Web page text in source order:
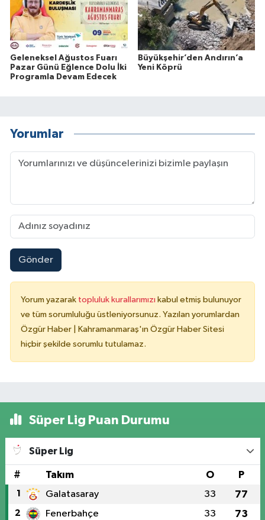
Geleneksel Ağustos Fuarı
Pazar Günü Eğlence Dolu İki
Programla Devam Edecek
Büyükşehir’den Andırın’a
Yeni Köprü
Yorumlar
Gönder
Yorum yazarak topluluk kurallarımızı kabul etmiş bulunuyor
ve tüm sorumluluğu üstleniyorsunuz. Yazılan yorumlardan
Özgür Haber | Kahramanmaraş'ın Özgür Haber Sitesi
hiçbir şekilde sorumlu tutulamaz.
Süper Lig Puan Durumu
Süper Lig
# Takım O P
1 Galatasaray 33 77
2 Fenerbahçe 33 73